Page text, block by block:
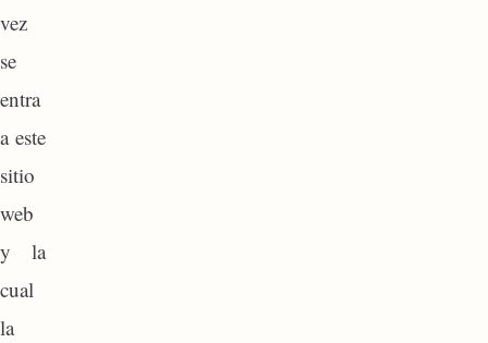
vez
se
entra
a este
sitio
web
y la
cual
la